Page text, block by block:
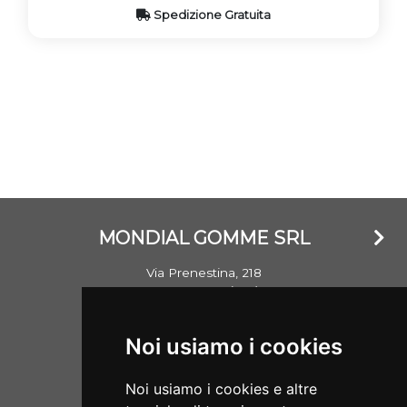
Noi usiamo i cookies
Noi usiamo i cookies e altre
Spedizione Gratuita
MONDIAL GOMME SRL
Via Prenestina, 218
00176 Roma (RM)